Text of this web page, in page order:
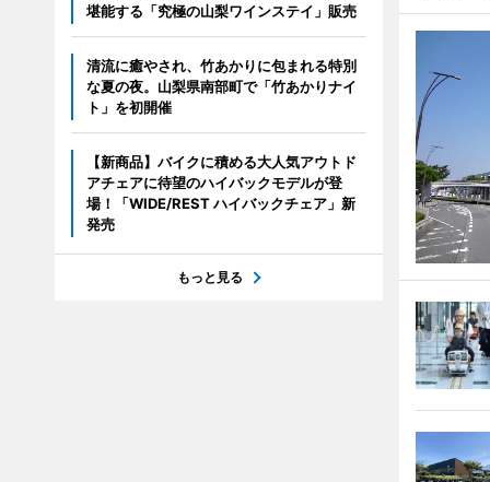
堪能する「究極の山梨ワインステイ」販売
清流に癒やされ、竹あかりに包まれる特別
な夏の夜。山梨県南部町で「竹あかりナイ
ト」を初開催
【新商品】バイクに積める大人気アウトド
アチェアに待望のハイバックモデルが登
場！「WIDE/REST ハイバックチェア」新
発売
もっと見る